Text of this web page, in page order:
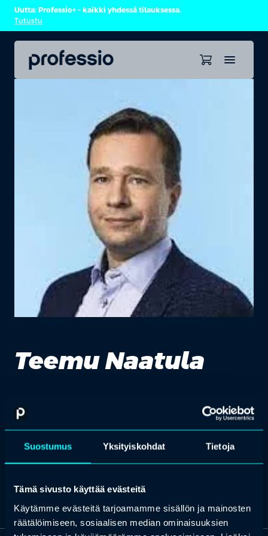
Suostumus Yksityiskohdat Tietoja
Tämä sivusto käyttää evästeitä
Käytämme evästeitä tarjoamamme sisällön ja mainosten
räätälöimiseen, sosiaalisen median ominaisuuksien
Uutta: Professio+ – kaikki yhdessä tilauksessa.
Tutustu
Teemu Naatula
CFO, Matkahuolto
Teemu Naatula on Matkahuollon talousjohtaja sekä johtoryhmän
jäsen. Teemulla on yli 20 vuoden vankka kokemus taloushallinnon
kehitys- ja johtotehtävistä. Hän on työskennellyt
palvelulogistiikassa, energiasektorilla ja lääkealalla. Teemu on